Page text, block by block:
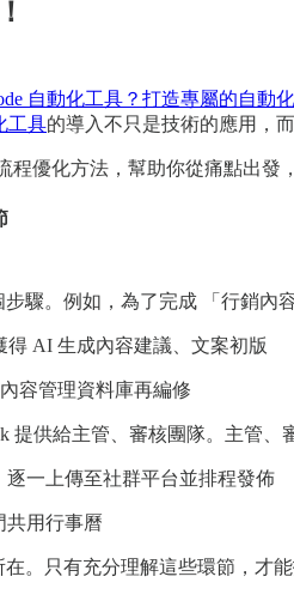
自動化工具？打造專屬的自動化
工具的導入不只是技術的應用，
程優化方法，幫助你從痛點出
驟。例如，為了完成 「行銷內
得 AI 生成內容建議、文案初版
內容管理資料庫再編修
提供給主管、審核團隊。主管、
一上傳至社群平台並排程發佈
共用行事曆
。只有充分理解這些環節，才能